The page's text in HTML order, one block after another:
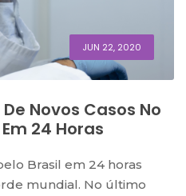
JUN 22, 2020
Novos Casos No
24 Horas
Brasil em 24 horas
mundial. No último